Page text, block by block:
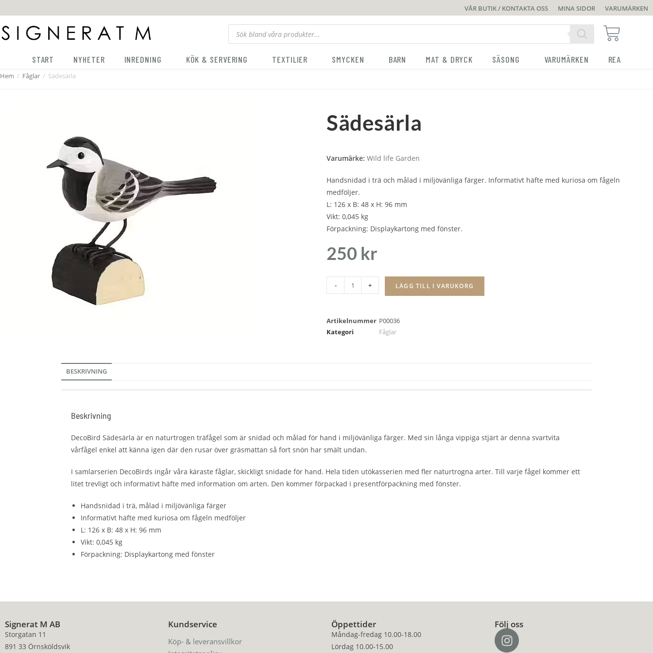
VÅR BUTIK / KONTAKTA OSS MINA SIDOR VARUMÄRKEN
START NYHETER INREDNING KÖK & SERVERING TEXTILIER SMYCKEN BARN MAT & DRYCK SÄSONG VARUMÄRKEN REA
Hem / Fåglar / Sädesärla
Sädesärla
Varumärke: Wild life Garden
Handsnidad i trä och målad i miljövänliga färger. Informativt häfte med kuriosa om fågeln
medföljer.
L: 126 x B: 48 x H: 96 mm
Vikt: 0,045 kg
Förpackning: Displaykartong med fönster.
250 kr
- + LÄGG TILL I VARUKORG
Artikelnummer P00036
Kategori
Fåglar
BESKRIVNING
Beskrivning
DecoBird Sädesärla är en naturtrogen träfågel som är snidad och målad för hand i miljövänliga färger. Med sin långa vippiga stjärt är denna svartvita
vårfågel enkel att känna igen där den rusar över gräsmattan så fort snön har smält undan.
I samlarserien DecoBirds ingår våra käraste fåglar, skickligt snidade för hand. Hela tiden utökasserien med fler naturtrogna arter. Till varje fågel kommer ett
litet trevligt och informativt häfte med information om arten. Den kommer förpackad i presentförpackning med fönster.
Handsnidad i trä, målad i miljövänliga färger
Informativt häfte med kuriosa om fågeln medföljer
L: 126 x B: 48 x H: 96 mm
Vikt: 0,045 kg
Förpackning: Displaykartong med fönster
Signerat M AB
Storgatan 11
891 33 Örnsköldsvik
Kundservice
Köp- & leveransvillkor
Öppettider
Måndag-fredag 10.00-18.00
Lördag 10.00-15.00
Följ oss